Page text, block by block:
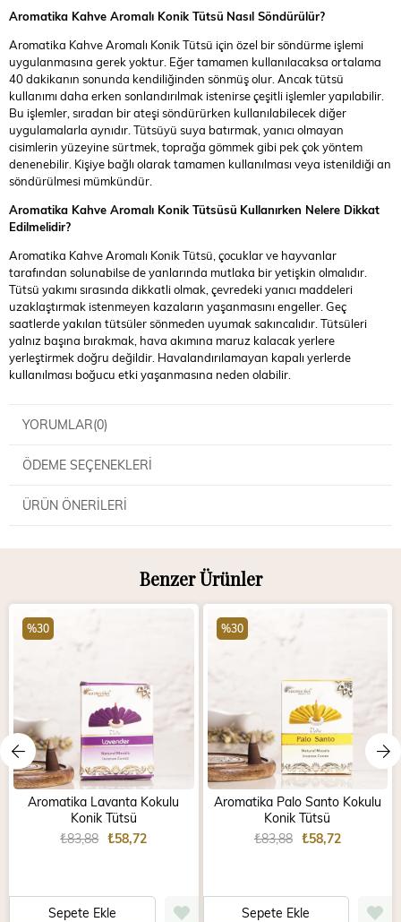
Aromatika Kahve Aromalı Konik Tütsü Nasıl Söndürülür?
Aromatika Kahve Aromalı Konik Tütsü için özel bir söndürme işlemi
uygulanmasına gerek yoktur. Eğer tamamen kullanılacaksa ortalama
40 dakikanın sonunda kendiliğinden sönmüş olur. Ancak tütsü
kullanımı daha erken sonlandırılmak istenirse çeşitli işlemler yapılabilir.
Bu işlemler, sıradan bir ateşi söndürürken kullanılabilecek diğer
uygulamalarla aynıdır. Tütsüyü suya batırmak, yanıcı olmayan
cisimlerin yüzeyine sürtmek, toprağa gömmek gibi pek çok yöntem
denenebilir. Kişiye bağlı olarak tamamen kullanılması veya istenildiği an
söndürülmesi mümkündür.
Aromatika Kahve Aromalı Konik Tütsüsü Kullanırken Nelere Dikkat
Edilmelidir?
Aromatika Kahve Aromalı Konik Tütsü, çocuklar ve hayvanlar
tarafından solunabilse de yanlarında mutlaka bir yetişkin olmalıdır.
Tütsü yakımı sırasında dikkatli olmak, çevredeki yanıcı maddeleri
uzaklaştırmak istenmeyen kazaların yaşanmasını engeller. Geç
saatlerde yakılan tütsüler sönmeden uyumak sakıncalıdır. Tütsüleri
yalnız başına bırakmak, hava akımına maruz kalacak yerlere
yerleştirmek doğru değildir. Havalandırılamayan kapalı yerlerde
kullanılması boğucu etki yaşanmasına neden olabilir.
YORUMLAR(0)
ÖDEME SEÇENEKLERI
ÜRÜN ÖNERILERI
Benzer Ürünler
Aromatika Lavanta Kokulu
Konik Tütsü
₺58,72
₺83,88
Sepete Ekle
%30
Aromatika Palo Santo Kokulu
Konik Tütsü
₺58,72
₺83,88
Sepete Ekle
%30